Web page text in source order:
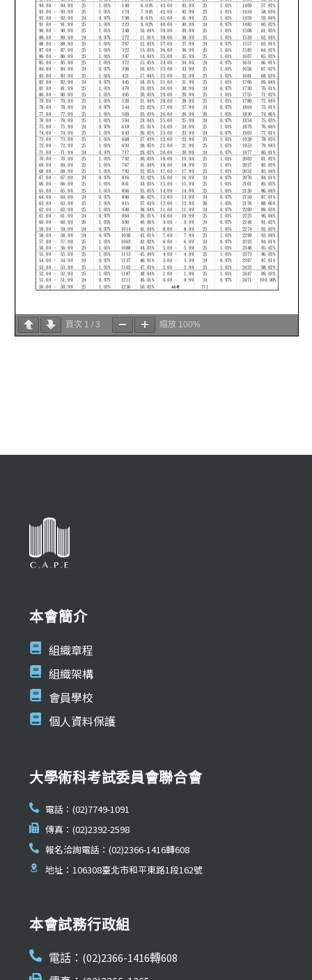
頁次 1 / 3 縮放 100%
本會簡介
組織章程
組織架構
會員學校
個人資料保護
大學術科考試委員會聯合會
電話：(02)7749-1091
傳真：(02)2392-2598
報名洽詢電話：(02)2366-1416轉608
地址：106308臺北市和平東路1段162號
本會試務行政組
電話：(02)2366-1416轉608